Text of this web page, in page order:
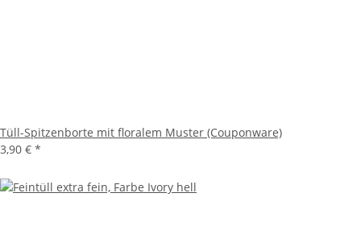
Tüll-Spitzenborte mit floralem Muster (Couponware)
3,90 € *